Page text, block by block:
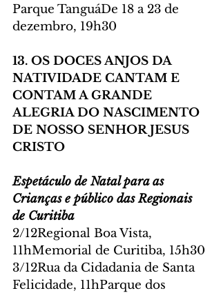
Parque TanguáDe 18 a 23 de
dezembro, 19h30
13. OS DOCES ANJOS DA
NATIVIDADE CANTAM E
CONTAM A GRANDE
ALEGRIA DO NASCIMENTO
DE NOSSO SENHOR JESUS
CRISTO
Espetáculo de Natal para as
Crianças e público das Regionais
de Curitiba
2/12Regional Boa Vista,
11hMemorial de Curitiba, 15h30
3/12Rua da Cidadania de Santa
Felicidade, 11hParque dos